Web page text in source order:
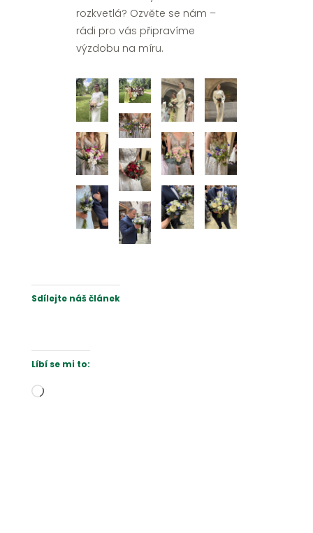
rozkvetlá? Ozvěte se nám –
rádi pro vás připravíme
výzdobu na míru.
Sdílejte náš článek
Líbí se mi to:
Načítání…